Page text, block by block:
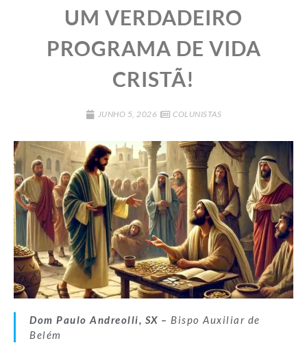
UM VERDADEIRO
PROGRAMA DE VIDA
CRISTÃ!
JUNHO 5, 2026 COLUNISTAS
Dom Paulo Andreolli, SX – Bispo Auxiliar de
Belém